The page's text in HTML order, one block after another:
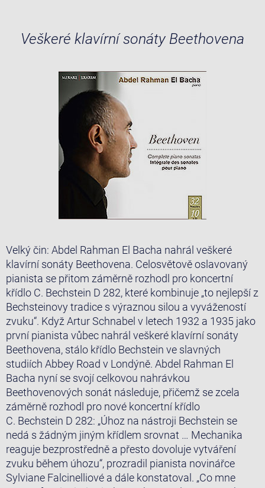
Veškeré klavírní sonáty Beethovena
Velký čin: Abdel Rahman El Bacha nahrál veškeré
klavírní sonáty Beethovena. Celosvětově oslavovaný
pianista se přitom záměrně rozhodl pro koncertní
křídlo C. Bechstein D 282, které kombinuje „to nejlepší z
Bechsteinovy tradice s výraznou silou a vyvážeností
zvuku“. Když Artur Schnabel v letech 1932 a 1935 jako
první pianista vůbec nahrál veškeré klavírní sonáty
Beethovena, stálo křídlo Bechstein ve slavných
studiích Abbey Road v Londýně. Abdel Rahman El
Bacha nyní se svojí celkovou nahrávkou
Beethovenových sonát následuje, přičemž se zcela
záměrně rozhodl pro nové koncertní křídlo
C. Bechstein D 282: „Úhoz na nástroji Bechstein se
nedá s žádným jiným křídlem srovnat … Mechanika
reaguje bezprostředně a přesto dovoluje vytváření
zvuku během úhozu“, prozradil pianista novinářce
Sylviane Falcinelliové a dále konstatoval. „Co mne